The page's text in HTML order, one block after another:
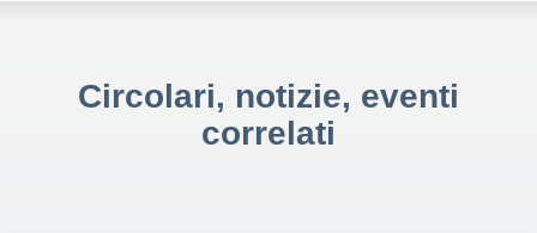
Circolari, notizie, eventi
correlati